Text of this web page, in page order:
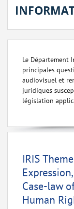
Le Département
principales
audiovisuel et
juridiques
législation
IRIS
Case-law
Human